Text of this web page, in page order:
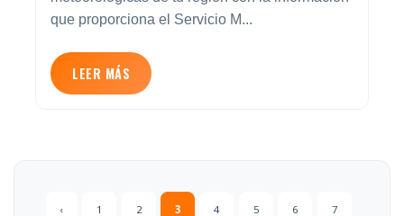
que proporciona el Servicio M...
LEER MÁS
‹ 1 2 3 4 5 6 7